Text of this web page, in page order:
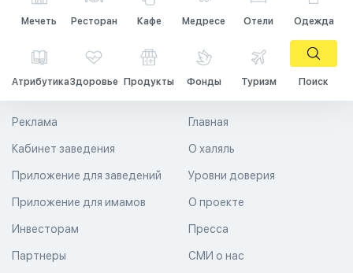
Мечеть Ресторан Кафе Медресе Отели Одежда
АтрибутикаЗдоровье Продукты Фонды Туризм Поиск
Главная
О халяль
Уровни доверия
Реклама
Кабинет заведения
Приложение для заведений
Приложение для имамов О проекте
Пресса
СМИ о нас
Инвесторам
Партнеры